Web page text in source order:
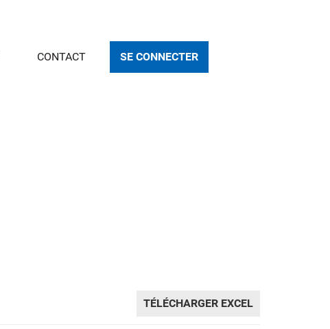
CONTACT SE CONNECTER
TÉLÉCHARGER EXCEL